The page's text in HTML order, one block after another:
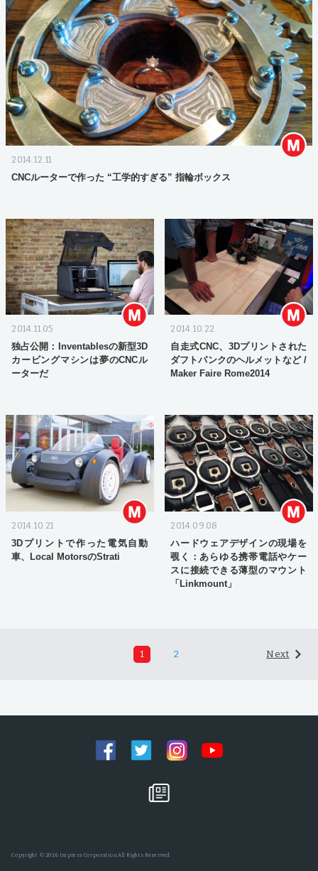
2014.12.11
CNCルーターで作った “工学的すぎる” 指輪ボックス
2014.11.05
独占公開：Inventablesの新型3D
カービングマシンは夢のCNCル
ーターだ
2014.10.22
自走式CNC、3Dプリントされた
ダフトパンクのヘルメットなど /
Maker Faire Rome2014
2014.10.21
3Dプリントで作った電気自動
車、Local MotorsのStrati
2014.09.08
ハードウェアデザインの現場を
覗く：あらゆる携帯電話やケー
スに接続できる薄型のマウント
「Linkmount」
1 2 Next
Copyright © 2026 Impress Corporation All Rights Reserved.